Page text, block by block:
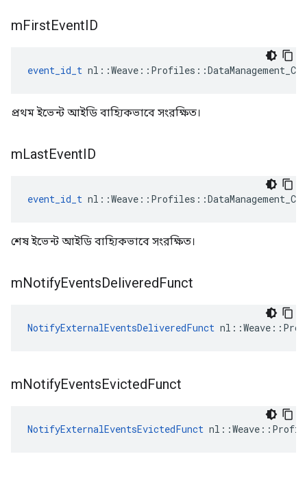
mFirstEventID
event_id_t
প্রথম ইভেন্ট আইডি বাহ্যিকভাবে সংরক্ষিত।
mLastEventID
event_id_t
শেষ ইভেন্ট আইডি বাহ্যিকভাবে সংরক্ষিত।
mNotifyEventsDeliveredFunct
NotifyExternalEventsDeliveredFunct
mNotifyEventsEvictedFunct
NotifyExternalEventsEvictedFunct